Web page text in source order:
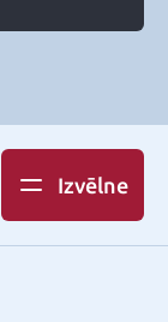
Izvēlne